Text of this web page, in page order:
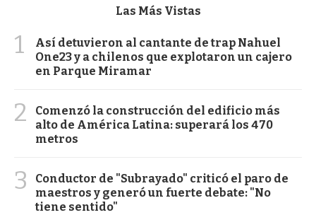
Las Más Vistas
1
Así detuvieron al cantante de trap Nahuel
One23 y a chilenos que explotaron un cajero
en Parque Miramar
2
Comenzó la construcción del edificio más
alto de América Latina: superará los 470
metros
3
Conductor de "Subrayado" criticó el paro de
maestros y generó un fuerte debate: "No
tiene sentido"